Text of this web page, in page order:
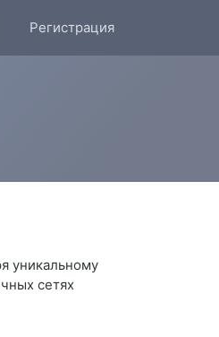
Регистрация
уникальному
сетях